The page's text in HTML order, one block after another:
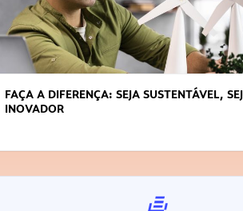
FAÇA A DIFERENÇA: SEJA SUSTENTÁVEL,
INOVADOR